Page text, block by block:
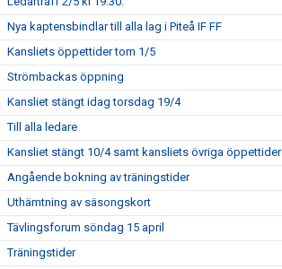
Nya kaptensbindlar till alla lag i Piteå IF FF
Kansliets öppettider tom 1/5
Strömbackas öppning
Kansliet stängt idag torsdag 19/4
Till alla ledare
Kansliet stängt 10/4 samt kansliets övriga öppettider
Angående bokning av träningstider
Uthämtning av säsongskort
Tävlingsforum söndag 15 april
Träningstider